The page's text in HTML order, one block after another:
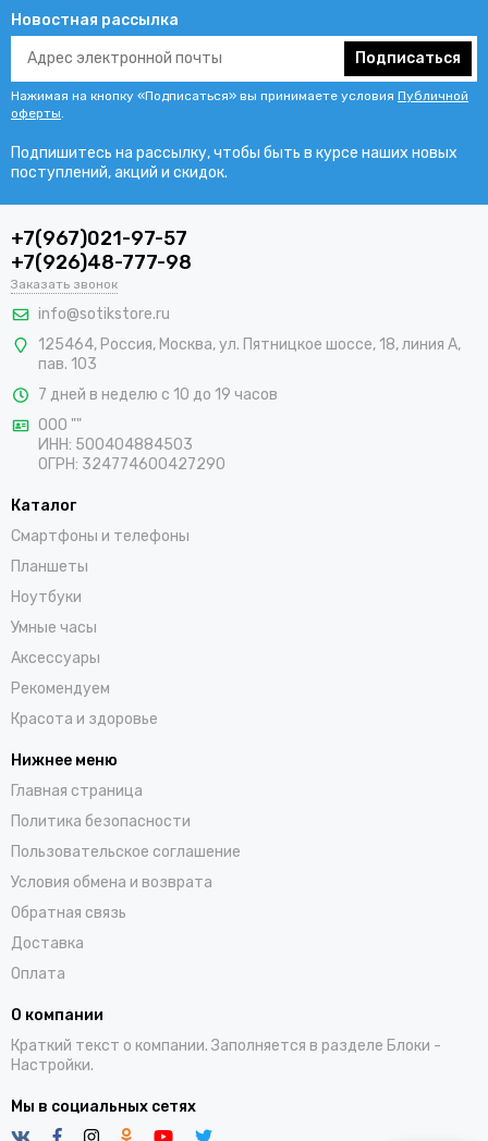
Новостная рассылка
Подписаться
Нажимая на кнопку «Подписаться» вы принимаете условия Публичной
оферты.
Подпишитесь на рассылку, чтобы быть в курсе наших новых
поступлений, акций и скидок.
+7(967)021-97-57
+7(926)48-777-98
Заказать звонок
info@sotikstore.ru
125464, Россия, Москва,ул. Пятницкое шоссе, 18, линия А,
пав. 103
7 дней в неделю с 10 до 19 часов
ООО ""
ИНН: 500404884503
ОГРН: 324774600427290
Каталог
Смартфоны и телефоны
Планшеты
Ноутбуки
Умные часы
Аксессуары
Рекомендуем
Красота и здоровье
Нижнее меню
Главная страница
Политика безопасности
Пользовательское соглашение
Условия обмена и возврата
Обратная связь
Доставка
Оплата
О компании
Краткий текст о компании. Заполняется в разделе Блоки -
Настройки.
Мы в социальных сетях